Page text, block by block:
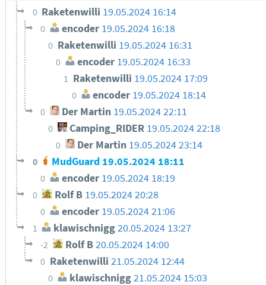
0 Raketenwilli 19.05.2024 16:14
0 encoder 19.05.2024 16:18
0 Raketenwilli 19.05.2024 16:31
0 encoder 19.05.2024 16:33
1 Raketenwilli 19.05.2024 17:09
0 encoder 19.05.2024 18:14
0 Der Martin 19.05.2024 22:11
0 Camping_RIDER 19.05.2024 22:18
0 Der Martin 19.05.2024 23:14
0 MudGuard 19.05.2024 18:11
0 encoder 19.05.2024 18:19
0 Rolf B 19.05.2024 20:28
0 encoder 19.05.2024 21:06
1 klawischnigg20.05.2024 13:27
-2 Rolf B20.05.2024 14:00
0 Raketenwilli 21.05.2024 12:44
0 klawischnigg21.05.2024 15:03